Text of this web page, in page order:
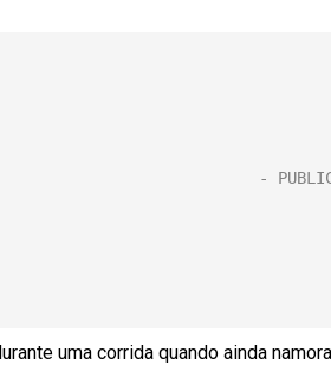
uma corrida quando ainda